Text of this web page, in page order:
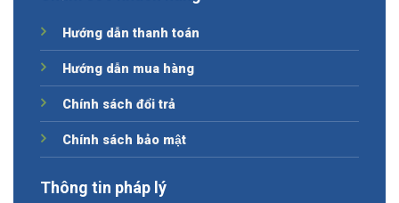
Hướng dẫn thanh toán
Hướng dẫn mua hàng
Chính sách đổi trả
Chính sách bảo mật
Thông tin pháp lý